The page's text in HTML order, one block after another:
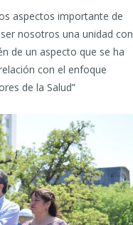
aspectos importante de
nosotros una unidad con
de un aspecto que se ha
con el enfoque
de la Salud”